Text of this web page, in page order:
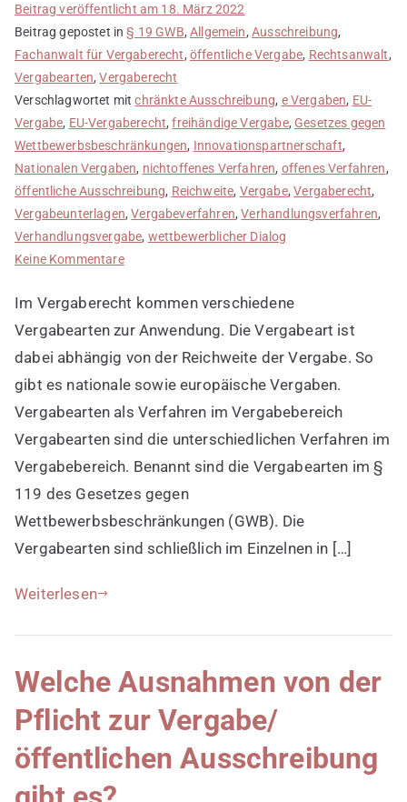
Beitrag veröffentlicht am 18. März 2022
Beitrag gepostet in§ 19 GWB,Allgemein, Ausschreibung,
Fachanwalt für Vergaberecht, öffentliche Vergabe, Rechtsanwalt,
Vergabearten,Vergaberecht
Verschlagwortet mitchränkte Ausschreibung, e Vergaben, EU-
Vergabe, EU-Vergaberecht,freihändige Vergabe, Gesetzes gegen
Wettbewerbsbeschränkungen, Innovationspartnerschaft,
Nationalen Vergaben, nichtoffenes Verfahren, offenes Verfahren,
öffentliche Ausschreibung, Reichweite, Vergabe,Vergaberecht,
Vergabeunterlagen,Vergabeverfahren,Verhandlungsverfahren,
Verhandlungsvergabe, wettbewerblicher Dialog
Keine Kommentarezu
richtig
nutzen
Im Vergaberecht kommen verschiedene
Vergabearten zur Anwendung. Die Vergabeart ist
dabei abhängig von der Reichweite der Vergabe. So
gibt es nationale sowie europäische Vergaben.
Vergabearten als Verfahren im Vergabebereich
Vergabearten sind die unterschiedlichen Verfahren im
Vergabebereich. Benannt sind die Vergabearten im §
119 des Gesetzes gegen
Wettbewerbsbeschränkungen (GWB). Die
Vergabearten sind schließlich im Einzelnen in […]
Weiterlesen
Welche Ausnahmen von der
Pflicht zur Vergabe/
öffentlichen Ausschreibung